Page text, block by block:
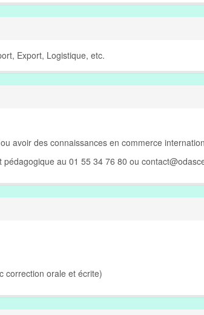
Export, Logistique, etc.
avoir des connaissances en commerce
au 01 55 34 76 80 ou
correction orale et écrite)